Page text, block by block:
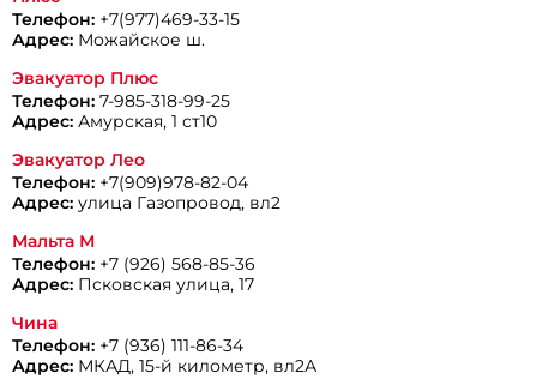
Телефон: +7(977)469-33-15
Адрес: Можайское ш.
Эвакуатор Плюс
Телефон: 7-985-318-99-25
Адрес: Амурская, 1 ст10
Эвакуатор Лео
Телефон: +7(909)978-82-04
Адрес: улица Газопровод, вл2
Мальта М
Телефон: +7 (926) 568-85-36
Адрес: Псковская улица, 17
Чина
Телефон: +7 (936) 111-86-34
Адрес: МКАД, 15-й километр, вл2А